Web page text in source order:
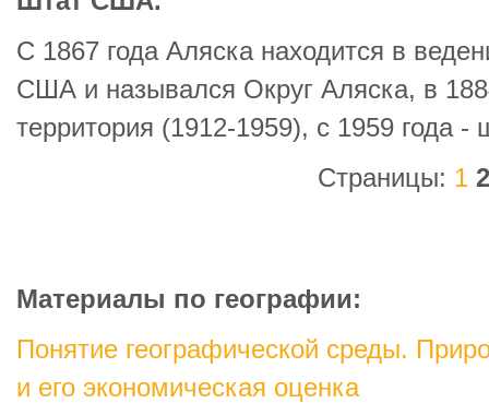
С 1867 года Аляска находится в
США и назывался Округ Аляска, в
территория (1912-1959), с 1959 года
Страницы: 1 2
Материалы по географии:
Понятие географической среды.
и его экономическая оценка